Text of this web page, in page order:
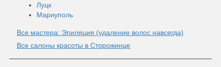
Луцк
Мариуполь
Все мастера: Эпиляция (удаление волос навсегда)
Все салоны красоты в Сторожинце